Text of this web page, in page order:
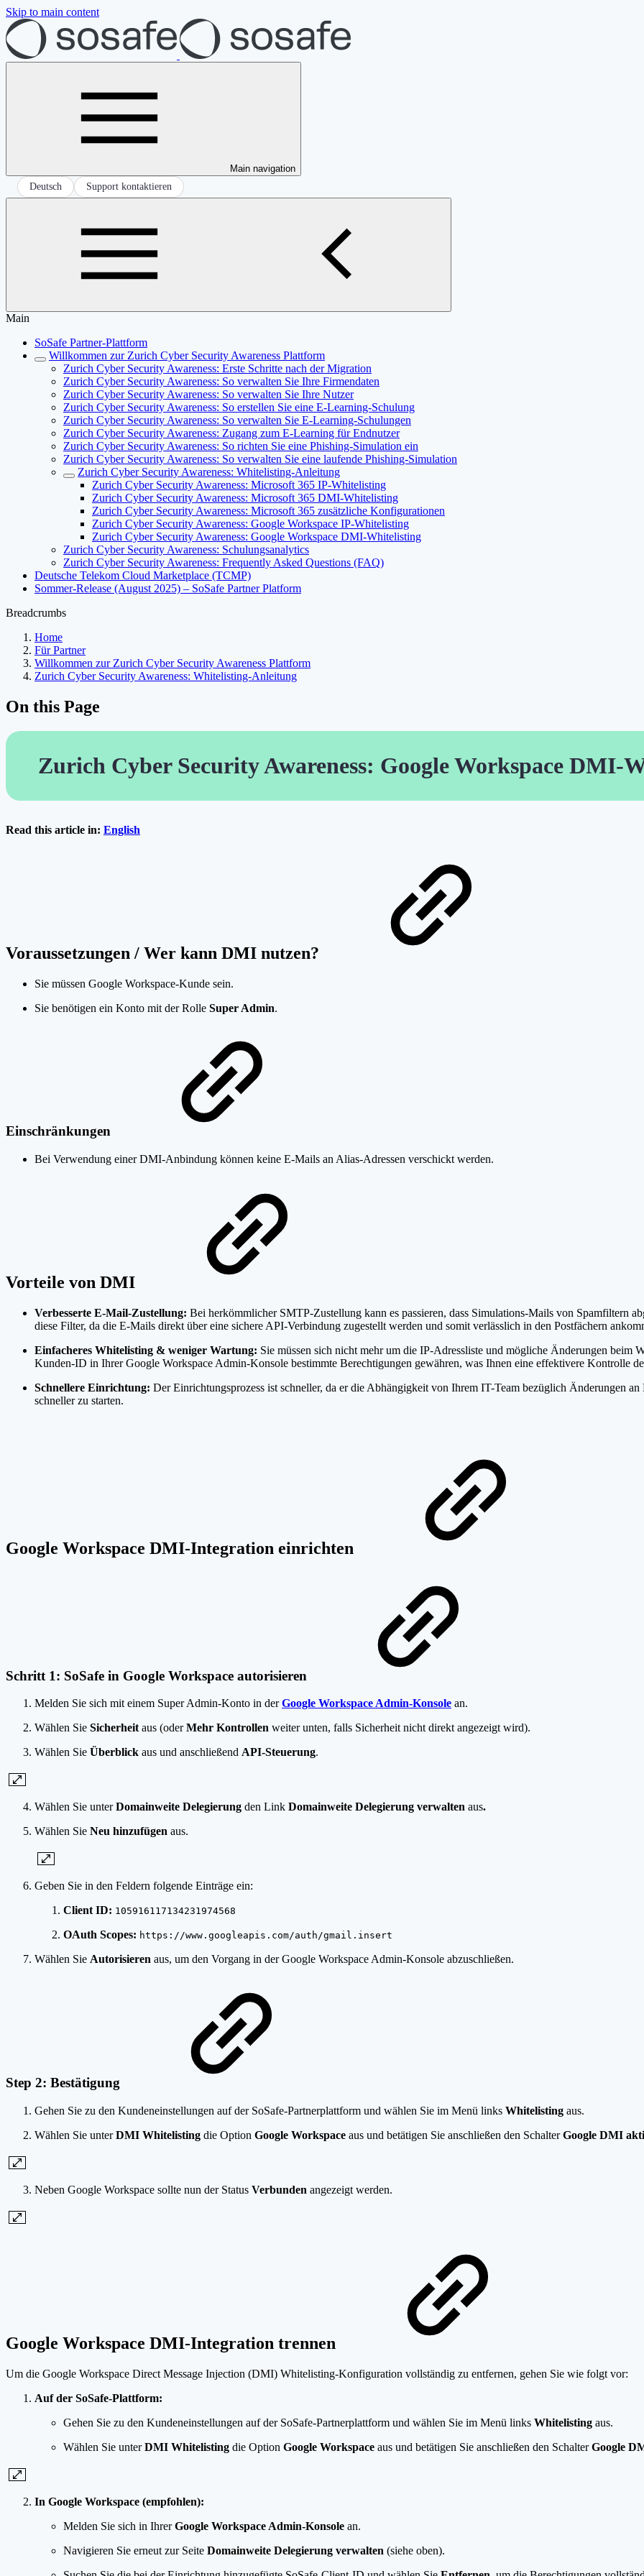
Skip to main content
Main navigation
Deutsch
Support kontaktieren
Main
SoSafe Partner-Plattform
Willkommen zur Zurich Cyber Security Awareness Plattform
Zurich Cyber Security Awareness: Erste Schritte nach der Migration
Zurich Cyber Security Awareness: So verwalten Sie Ihre Firmendaten
Zurich Cyber Security Awareness: So verwalten Sie Ihre Nutzer
Zurich Cyber Security Awareness: So erstellen Sie eine E-Learning-Schulung
Zurich Cyber Security Awareness: So verwalten Sie E-Learning-Schulungen
Zurich Cyber Security Awareness: Zugang zum E-Learning für Endnutzer
Zurich Cyber Security Awareness: So richten Sie eine Phishing-Simulation ein
Zurich Cyber Security Awareness: So verwalten Sie eine laufende Phishing-Simulation
Zurich Cyber Security Awareness: Whitelisting-Anleitung
Zurich Cyber Security Awareness: Microsoft 365 IP-Whitelisting
Zurich Cyber Security Awareness: Microsoft 365 DMI-Whitelisting
Zurich Cyber Security Awareness: Microsoft 365 zusätzliche Konfigurationen
Zurich Cyber Security Awareness: Google Workspace IP-Whitelisting
Zurich Cyber Security Awareness: Google Workspace DMI-Whitelisting
Zurich Cyber Security Awareness: Schulungsanalytics
Zurich Cyber Security Awareness: Frequently Asked Questions (FAQ)
Deutsche Telekom Cloud Marketplace (TCMP)
Sommer-Release (August 2025) – SoSafe Partner Platform
Breadcrumbs
Home
Für Partner
Willkommen zur Zurich Cyber Security Awareness Plattform
Zurich Cyber Security Awareness: Whitelisting-Anleitung
On this Page
Zurich Cyber Security Awareness: Google Workspace DMI-
Read this article in: English
Voraussetzungen / Wer kann DMI nutzen?
Sie müssen Google Workspace-Kunde sein.
Sie benötigen ein Konto mit der Rolle Super Admin.
Einschränkungen
Bei Verwendung einer DMI-Anbindung können keine E-Mails an Alias-Adressen verschickt werden.
Vorteile von DMI
Verbesserte E-Mail-Zustellung: Bei herkömmlicher SMTP-Zustellung kann es passieren, dass Simulations-Mails von Spamfiltern
diese Filter, da die E-Mails direkt über eine sichere API-Verbindung zugestellt werden und somit verlässlich in den Postfächern
Einfacheres Whitelisting & weniger Wartung: Sie müssen sich nicht mehr um die IP-Adressliste und mögliche Änderungen
Kunden-ID in Ihrer Google Workspace Admin-Konsole bestimmte Berechtigungen gewähren, was Ihnen eine effektivere Kontrolle
Schnellere Einrichtung: Der Einrichtungsprozess ist schneller, da er die Abhängigkeit von Ihrem IT-Team bezüglich Änderungen
schneller zu starten.
Google Workspace DMI-Integration einrichten
Schritt 1: SoSafe in Google Workspace autorisieren
Melden Sie sich mit einem Super Admin-Konto in derGoogle Workspace Admin-Konsole an.
Wählen Sie Sicherheitaus (oderMehr Kontrollen weiter unten, falls Sicherheit nicht direkt angezeigt wird).
Wählen Sie Überblick aus und anschließend API-Steuerung.
Wählen Sie unterDomainweite Delegierung den Link Domainweite Delegierung verwalten aus.
Wählen Sie Neu hinzufügen aus.
Geben Sie in den Feldern folgende Einträge ein:
Client ID: 105916117134231974568
OAuth Scopes: https://www.googleapis.com/auth/gmail.insert
Wählen Sie Autorisieren aus, um den Vorgang in der Google Workspace Admin-Konsole abzuschließen.
Step 2: Bestätigung
Gehen Sie zu den Kundeneinstellungen auf der SoSafe-Partnerplattform und wählen Sie im Menü links Whitelisting aus.
Wählen Sie unterDMI Whitelisting die Option Google Workspace aus und betätigen Sie anschließen den SchalterGoogle DMI
Neben Google Workspace sollte nun der Status Verbunden angezeigt werden.
Google Workspace DMI-Integration trennen
Um die Google Workspace Direct Message Injection (DMI) Whitelisting-Konfiguration vollständig zu entfernen, gehen Sie wie folgt vor:
Auf der SoSafe-Plattform:
Gehen Sie zu den Kundeneinstellungen auf der SoSafe-Partnerplattform und wählen Sie im Menü links Whitelisting aus.
Wählen Sie unterDMI Whitelisting die Option Google Workspace aus und betätigen Sie anschließen den SchalterGoogle
In Google Workspace (empfohlen):
Melden Sie sich in IhrerGoogle Workspace Admin-Konsole an.
Navigieren Sie erneut zur Seite Domainweite Delegierung verwalten (siehe oben).